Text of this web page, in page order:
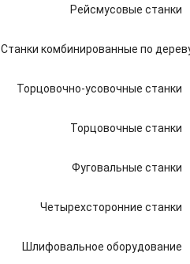
Рейсмусовые станки
Станки комбинированные по
Торцовочно-усовочные станки
Торцовочные станки
Фуговальные станки
Четырехсторонние станки
Шлифовальное оборудование